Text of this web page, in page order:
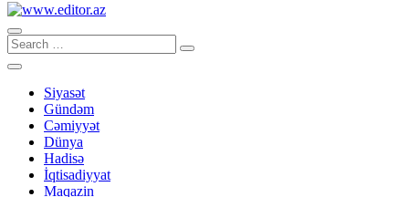
Siyasət
Gündəm
Cəmiyyət
Dünya
Hadisə
İqtisadiyyat
Maqazin